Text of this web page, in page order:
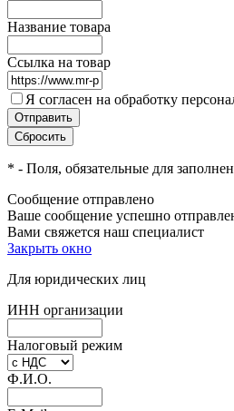
Название товара
Ссылка на товар
Я согласен на обработку
* - Поля, обязательные для
Сообщение отправлено
Ваше сообщение успешно
Вами свяжется наш специалист
Закрыть окно
Для юридических лиц
ИНН организации
Налоговый режим
Ф.И.О.